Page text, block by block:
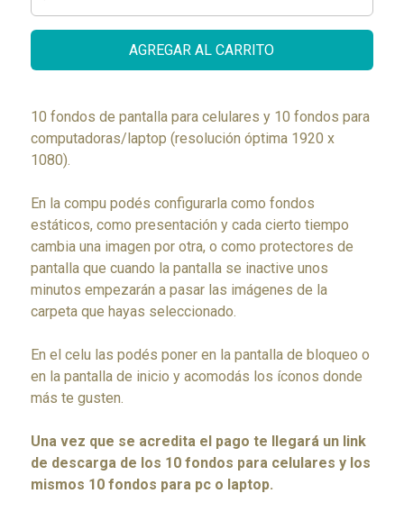
AGREGAR AL CARRITO
10 fondos de pantalla para celulares y 10 fondos para
computadoras/laptop (resolución óptima 1920 x
1080).
En la compu podés configurarla como fondos
estáticos, como presentación y cada cierto tiempo
cambia una imagen por otra, o como protectores de
pantalla que cuando la pantalla se inactive unos
minutos empezarán a pasar las imágenes de la
carpeta que hayas seleccionado.
En el celu las podés poner en la pantalla de bloqueo o
en la pantalla de inicio y acomodás los íconos donde
más te gusten.
Una vez que se acredita el pago te llegará un link
de descarga de los 10 fondos para celulares y los
mismos 10 fondos para pc o laptop.